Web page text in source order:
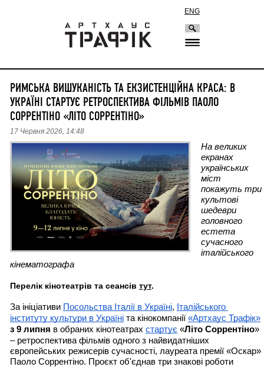
ENG
РИМСЬКА ВИШУКАНІСТЬ ТА ЕКЗИСТЕНЦІЙНА КРАСА: В
УКРАЇНІ СТАРТУЄ РЕТРОСПЕКТИВА ФІЛЬМІВ ПАОЛО
СОРРЕНТІНО «ЛІТО СОРРЕНТІНО»
17 Червня 2026, 14:48
На великих
екранах
українських
міст
покажуть три
культові
шедеври
головного
естета
сучасного
італійського
кінематографа
Перелік кінотеатрів та сеансів тут.
За ініціативи Посольства Італії в Україні, Італійського
інституту культури в Україні та кінокомпанії «Артхаус Трафік»
з 9 липня в обраних кінотеатрах стартує «Літо Соррентіно»
– ретроспектива фільмів одного з найвидатніших
європейських режисерів сучасності, лауреата премії «Оскар»
Паоло Соррентіно. Проєкт об'єднав три знакові роботи